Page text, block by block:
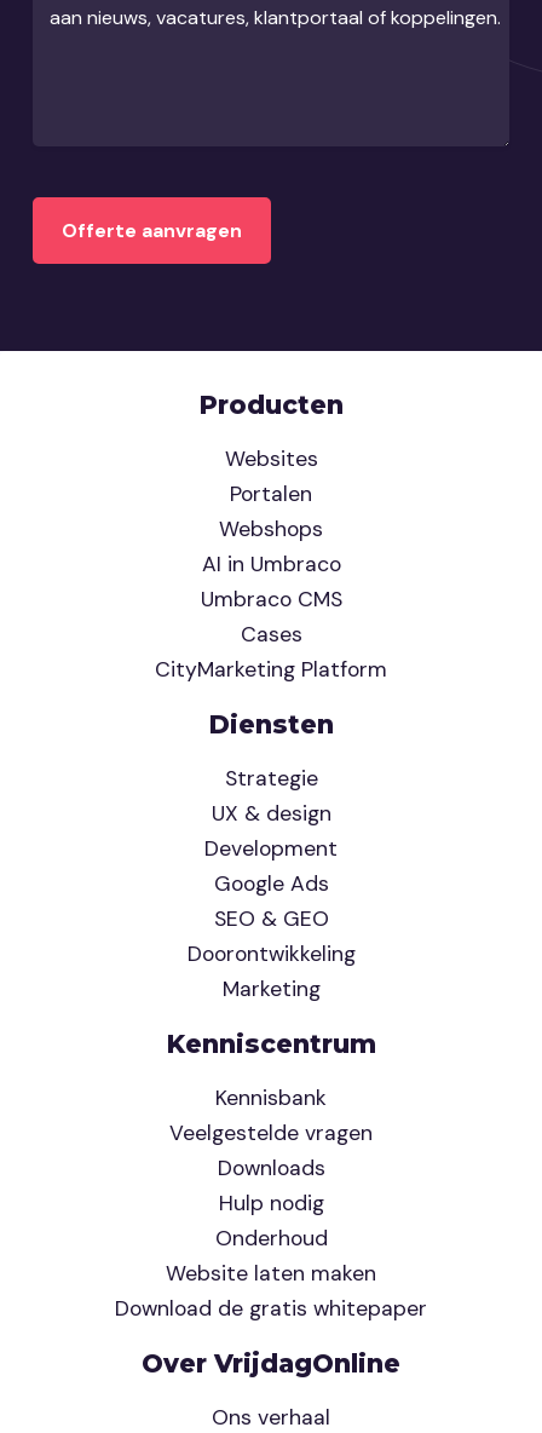
aan nieuws, vacatures, klantportaal of koppelingen.
Producten
Websites
Portalen
Webshops
AI in Umbraco
Umbraco CMS
Cases
CityMarketing Platform
Diensten
Strategie
UX & design
Development
Google Ads
SEO & GEO
Doorontwikkeling
Marketing
Kenniscentrum
Kennisbank
Veelgestelde vragen
Downloads
Hulp nodig
Onderhoud
Website laten maken
Download de gratis whitepaper
Over VrijdagOnline
Ons verhaal